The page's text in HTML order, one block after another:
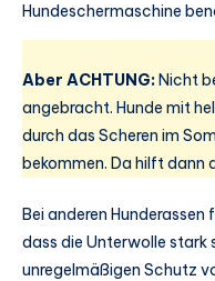
Hundeschermaschine
Aber ACHTUNG:Nicht
angebracht. Hunde mit
durch das Scheren im
bekommen. Da hilft dann
Bei anderen Hunderassen
dass die Unterwolle stark
unregelmäßigen Schutz